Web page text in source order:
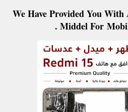
We Have Provided You
Middel For